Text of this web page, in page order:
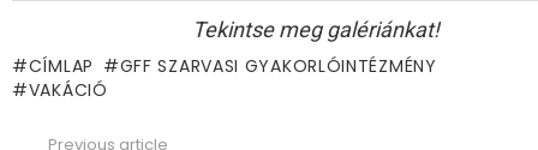
Tekintse meg galériánkat!
CÍMLAP
GFF SZARVASI GYAKORLÓINTÉZMÉNY
VAKÁCIÓ
Previous article